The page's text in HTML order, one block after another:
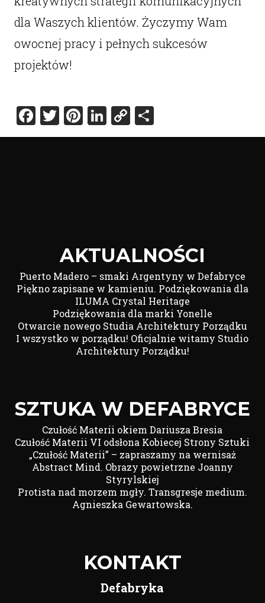
dla Waszych klientów. Życzymy Wam
owocnej pracy i pełnych sukcesów
projektów!
Facebook
Twitter
Pinterest
LinkedIn
Copy
Link
Share
AKTUALNOŚCI
Puerto Madero – smaki Argentyny w Defabryce
Piękno zapisane w kamieniu. Podziękowania dla
ILUMA Crystal Heritage
Podziękowania dla marki Yonelle
Otwarcie nowego Studia Architektury Porządku
I wszystko w porządku! Oficjalnie witamy Studio
Architektury Porządku!
SZTUKA W DEFABRYCE
Czułość Materii okiem Dariusza Bresia
Czułość Materii VI odsłona Kobiecej Strony Sztuki
„Czułość Materii” – zapraszamy na wernisaż
Abstract Mind. Obrazy powietrzne Joanny
Styrylskiej
Protista nad morzem mgły. Transgresje medium.
Agnieszka Gewartowska.
KONTAKT
Defabryka